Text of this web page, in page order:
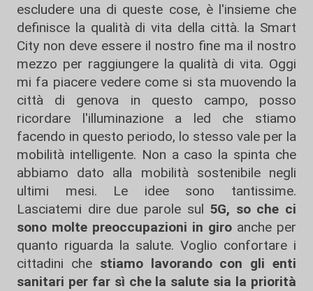
escludere una di queste cose, è l'insieme che
definisce la qualità di vita della città. la Smart
City non deve essere il nostro fine ma il nostro
mezzo per raggiungere la qualità di vita. Oggi
mi fa piacere vedere come si sta muovendo la
città di genova in questo campo, posso
ricordare l'illuminazione a led che stiamo
facendo in questo periodo, lo stesso vale per la
mobilità intelligente. Non a caso la spinta che
abbiamo dato alla mobilità sostenibile negli
ultimi mesi. Le idee sono tantissime.
Lasciatemi dire due parole sul 5G, so che ci
sono molte preoccupazioni in giro anche per
quanto riguarda la salute. Voglio confortare i
cittadini chestiamo lavorando con gli enti
sanitari per far sì che la salute sia la priorità